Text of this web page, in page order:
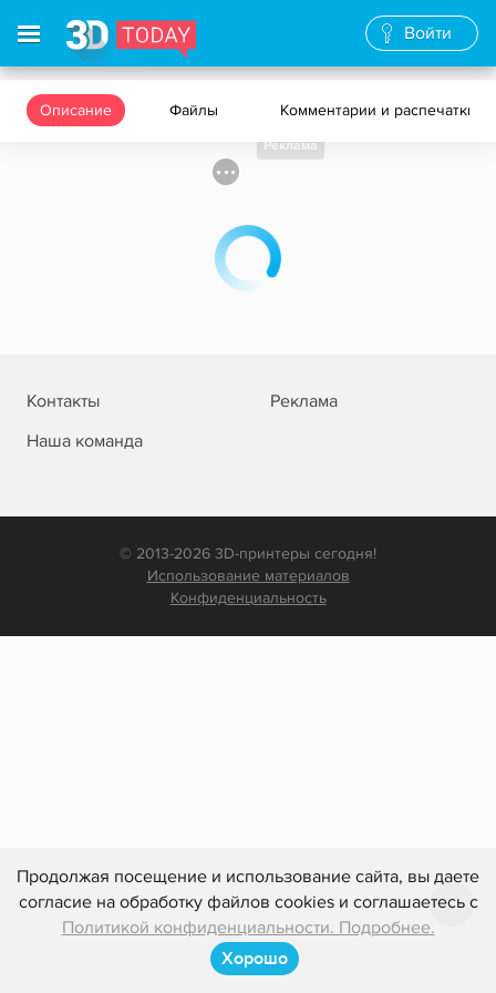
Продолжая посещение и использование сайта, вы даете
согласие на обработку файлов cookies и соглашаетесь с
Политикой конфиденциальности. Подробнее.
Хорошо
Войти
Описание Файлы Комментарии и распечатки
Реклама
Контакты
Реклама
Наша команда
© 2013-2026 3D-принтеры сегодня!
Использование материалов
Конфиденциальность